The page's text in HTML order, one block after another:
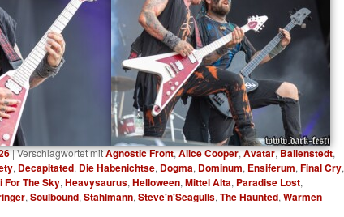
|Verschlagwortet mitAgnostic Front,Alice Cooper,Avatar,Ballenstedt,
, Decapitated, Die Habenichtse, Dogma, Dominum, Ensiferum, Final Cry,
For The Sky, Heavysaurus, Helloween, Mittel Alta, Paradise Lost,
, Soulbound, Stahlmann, Steve'n'Seagulls, The Haunted, Warmen